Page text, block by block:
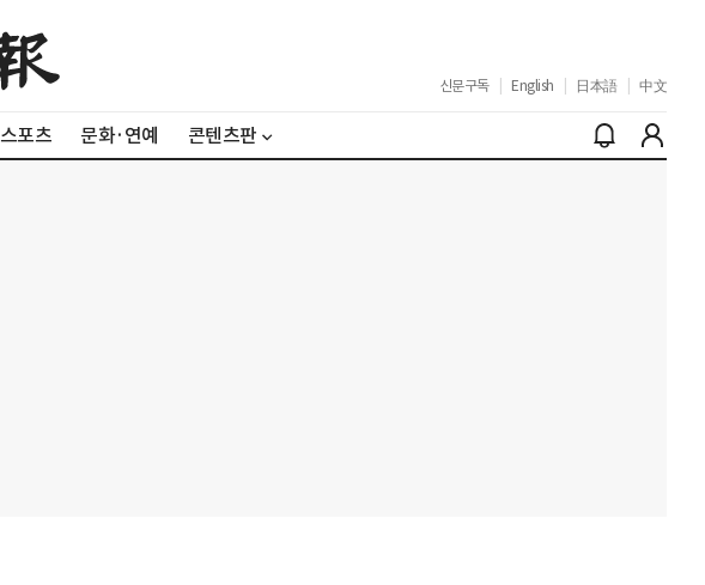
신문구독 English 日本語 中文
스포츠 문화·연예 콘텐츠판